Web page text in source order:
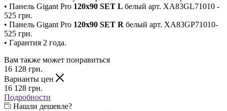
• Панель Gigant Pro 120x90 SET L белый арт. XA83GL71010 -
525 грн.
• Панель Gigant Pro 120x90 SET R белый арт. XA83GP71010-
525 грн.
• Гарантия 2 года.
Вам также может понравиться
16 128 грн.
Варианты цен
16 128 грн.
Подробности
Нашли дешевле?